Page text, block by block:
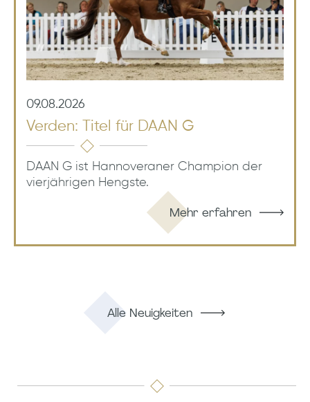
09.08.2026
Verden: Titel für DAAN G
DAAN G ist Hannoveraner Champion der
vierjährigen Hengste.
Mehr erfahren
Alle Neuigkeiten